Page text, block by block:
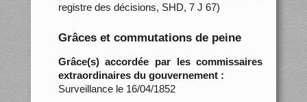
registre des décisions, SHD, 7 J 67)
Grâces et commutations de peine
Grâce(s) accordée par les commissaires
extraordinaires du gouvernement :
Surveillance le 16/04/1852